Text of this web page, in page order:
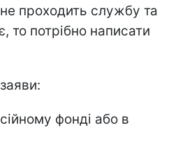
проходить службу та
потрібно написати
фонді або в